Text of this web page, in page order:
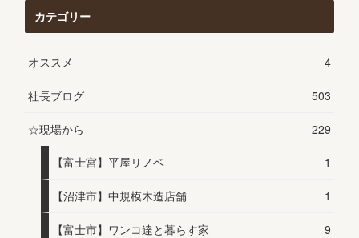
カテゴリー
オススメ 4
社長ブログ 503
☆現場から 229
【富士宮】平屋リノベ 1
【沼津市】中規模木造店舗 1
【富士市】ワンコ達と暮らす家 9